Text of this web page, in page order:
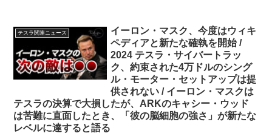
テスラ関連ニュース
イーロン・マスク、今度はウィキ
ペディアと新たな確執を開始 /
2024 テスラ・サイバートラッ
ク、約束された4万ドルのシング
ル・モーター・セットアップは提
供されない / イーロン・マスクは
テスラの決算で大損したが、ARKのキャシー・ウッド
は苦難に直面したとき、「彼の脳細胞の強さ」が新たな
レベルに達すると語る